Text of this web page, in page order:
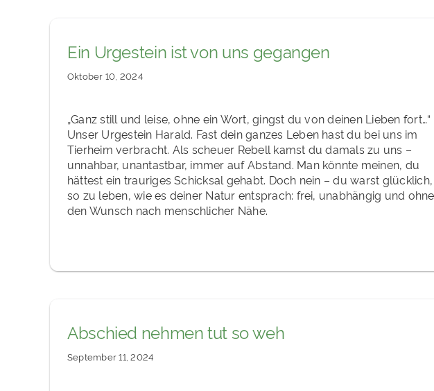
Ein Urgestein ist von uns gegangen
Oktober 10, 2024
„Ganz still und leise, ohne ein Wort, gingst du von deinen Lieben fort…“
Unser Urgestein Harald. Fast dein ganzes Leben hast du bei uns im
Tierheim verbracht. Als scheuer Rebell kamst du damals zu uns –
unnahbar, unantastbar, immer auf Abstand. Man könnte meinen, du
hättest ein trauriges Schicksal gehabt. Doch nein – du warst glücklich,
so zu leben, wie es deiner Natur entsprach: frei, unabhängig und ohne
den Wunsch nach menschlicher Nähe.
Abschied nehmen tut so weh
September 11, 2024